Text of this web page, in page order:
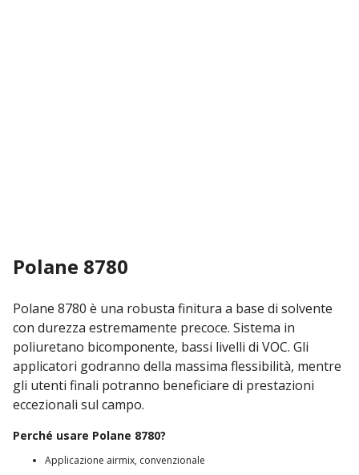
Polane 8780
Polane 8780 è una robusta finitura a base di solvente
con durezza estremamente precoce. Sistema in
poliuretano bicomponente, bassi livelli di VOC. Gli
applicatori godranno della massima flessibilità, mentre
gli utenti finali potranno beneficiare di prestazioni
eccezionali sul campo.
Perché usare Polane 8780?
Applicazione airmix, convenzionale